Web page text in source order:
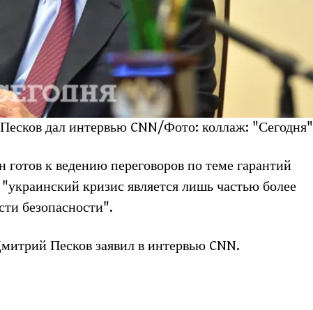
дал интервью CNN/Фото: коллаж: "Сегодня"
к ведению переговоров по теме гарантий
кризис является лишь частью более
безопасности".
Песков заявил в интервью CNN.